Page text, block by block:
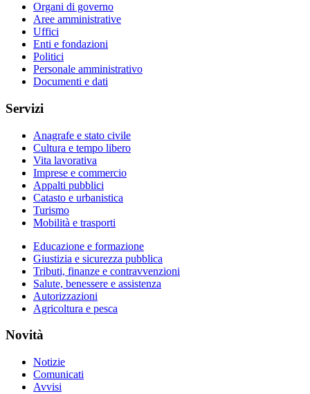
Organi di governo
Aree amministrative
Uffici
Enti e fondazioni
Politici
Personale amministrativo
Documenti e dati
Servizi
Anagrafe e stato civile
Cultura e tempo libero
Vita lavorativa
Imprese e commercio
Appalti pubblici
Catasto e urbanistica
Turismo
Mobilità e trasporti
Educazione e formazione
Giustizia e sicurezza pubblica
Tributi, finanze e contravvenzioni
Salute, benessere e assistenza
Autorizzazioni
Agricoltura e pesca
Novità
Notizie
Comunicati
Avvisi